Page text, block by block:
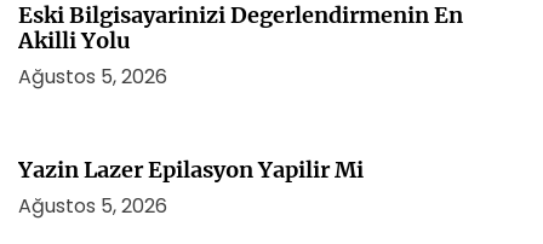
Eski Bilgisayarinizi Degerlendirmenin En
Akilli Yolu
Ağustos 5, 2026
Yazin Lazer Epilasyon Yapilir Mi
Ağustos 5, 2026